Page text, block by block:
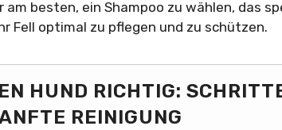
besten, ein Shampoo zu wählen, das
Fell optimal zu pflegen und zu schützen.
HUND RICHTIG:
REINIGUNG